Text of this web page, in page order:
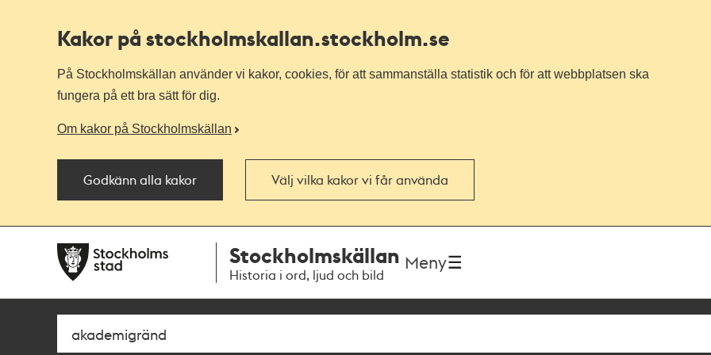
Kakor på stockholmskallan.stockholm.se
På Stockholmskällan använder vi kakor, cookies, för att sammanställa statistik och för att webbplatsen ska
fungera på ett bra sätt för dig.
Om kakor på Stockholmskällan
Godkänn alla kakor Välj vilka kakor vi får använda
navigationen
huvudinnehållet
Stockholmskällan
Historia i ord, ljud och bild
Meny
Sök